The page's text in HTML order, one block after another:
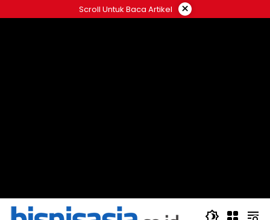
ke
Scroll Untuk Baca Artikel ×